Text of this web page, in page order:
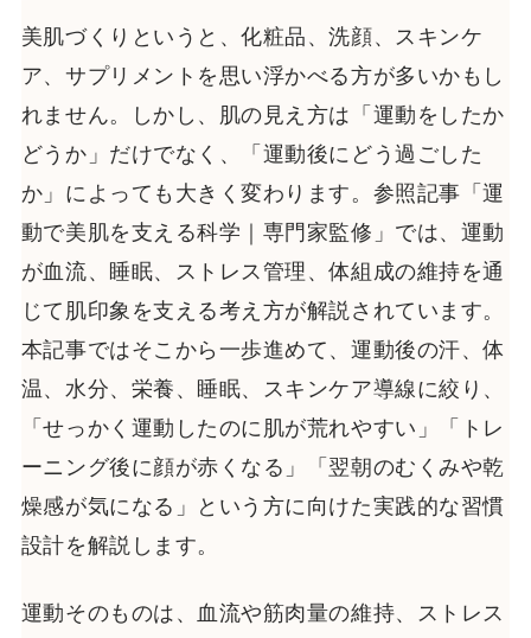
美肌づくりというと、化粧品、洗顔、スキンケ
ア、サプリメントを思い浮かべる方が多いかもし
れません。しかし、肌の見え方は「運動をしたか
どうか」だけでなく、「運動後にどう過ごした
か」によっても大きく変わります。参照記事「運
動で美肌を支える科学｜専門家監修」では、運動
が血流、睡眠、ストレス管理、体組成の維持を通
じて肌印象を支える考え方が解説されています。
本記事ではそこから一歩進めて、運動後の汗、体
温、水分、栄養、睡眠、スキンケア導線に絞り、
「せっかく運動したのに肌が荒れやすい」「トレ
ーニング後に顔が赤くなる」「翌朝のむくみや乾
燥感が気になる」という方に向けた実践的な習慣
設計を解説します。
運動そのものは、血流や筋肉量の維持、ストレス